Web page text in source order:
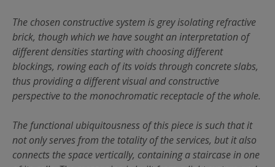
The chosen constructive system is grey isolating refractive
brick, though which we have sought an interpretation of
different densities starting with choosing different
blockings, rowing each of its voids through concrete slabs,
thus providing a different visual and constructive
perspective to the monochromatic receptacle of the whole.
The functional ubiquitousness of this piece is such that it
not only serves from the totality of the services, but it also
connects the space vertically, containing a staircase in one